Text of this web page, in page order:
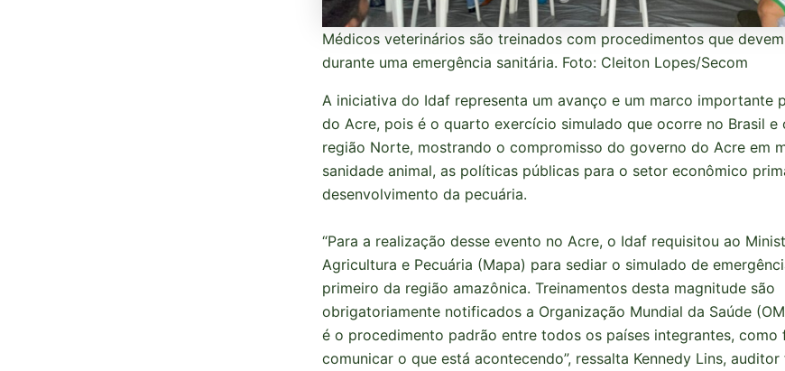
Médicos veterinários são treinados com procedimentos que
durante uma emergência sanitária. Foto: Cleiton Lopes/Secom
A iniciativa do Idaf representa um avanço e um marco importante
do Acre, pois é o quarto exercício simulado que ocorre no Brasil e
região Norte, mostrando o compromisso do governo do Acre em
sanidade animal, as políticas públicas para o setor econômico
desenvolvimento da pecuária.
“Para a realização desse evento no Acre, o Idaf requisitou ao
Agricultura e Pecuária (Mapa) para sediar o simulado de
primeiro da região amazônica. Treinamentos desta magnitude são
obrigatoriamente notificados a Organização Mundial da Saúde
é o procedimento padrão entre todos os países integrantes, como
comunicar o que está acontecendo”, ressalta Kennedy Lins,